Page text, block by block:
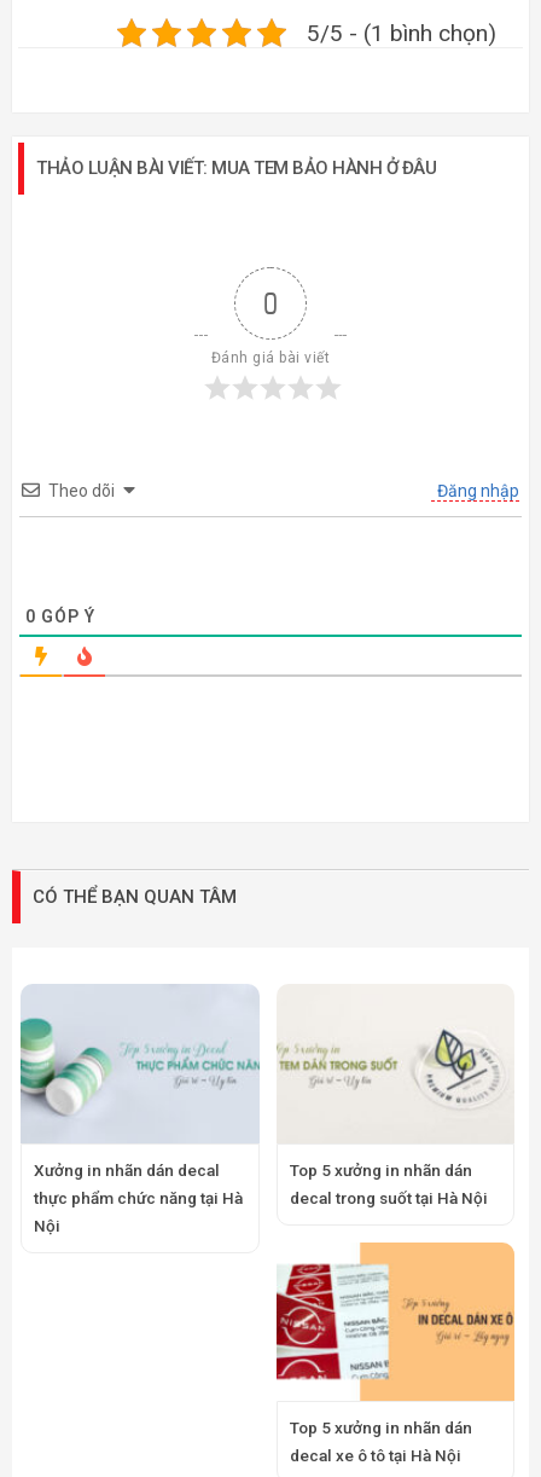
5/5 - (1 bình chọn)
THẢO LUẬN BÀI VIẾT: MUA TEM BẢO HÀNH Ở ĐÂU
0
Đánh giá bài viết
Theo dõi Đăng nhập
0 GÓP Ý
CÓ THỂ BẠN QUAN TÂM
Xưởng in nhãn dán decal
thực phẩm chức năng tại Hà
Nội
Top 5 xưởng in nhãn dán
decal trong suốt tại Hà Nội
Top 5 xưởng in nhãn dán
decal xe ô tô tại Hà Nội